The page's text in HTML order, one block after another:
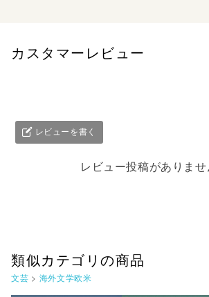
カスタマーレビュー
レビューを書く
レビュー投稿がありませ
類似カテゴリの商品
文芸 > 海外文学欧米